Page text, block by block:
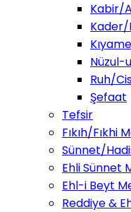
Kabir/
Kader/
Nüzul-
Ruh/
Şefaat
Tefsir
Fıkıh/Fıkhi
Sünnet/
Ehli Sünnet
Ehl-i Beyt
Reddiye &